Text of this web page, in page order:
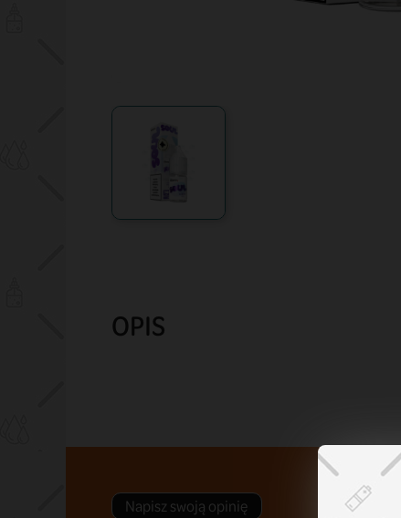
OPIS
Napisz swoją opinię